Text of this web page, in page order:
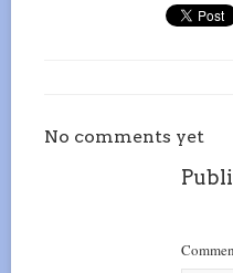
No comments yet